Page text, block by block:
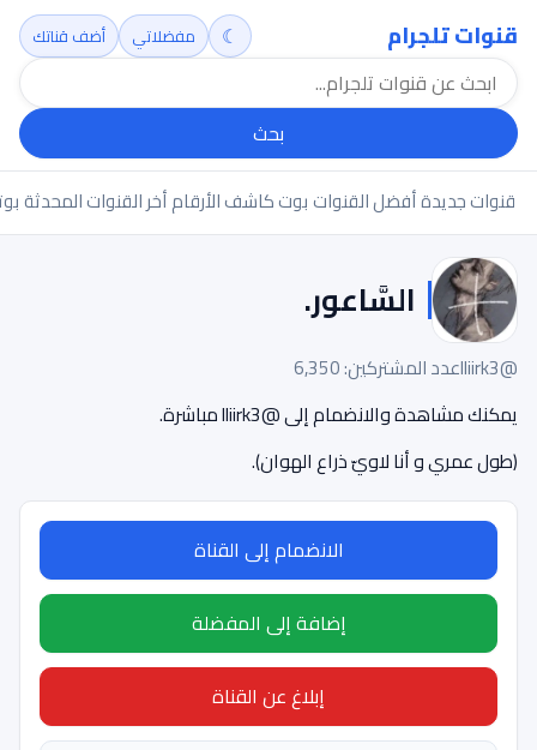
قنوات تلجرام
بحث
☾ مفضلاتي أضف قناتك
قنوات جديدةأفضل القنواتبوت كاشف الأرقامأخر القنوات المحدثة
السَّاعور.
@lliirk3
عدد المشتركين: 6,350
يمكنك مشاهدة والانضمام إلى @lliirk3 مباشرة.
‏(طول عمري و أنا لاويّ ذراع الهوان).
الانضمام إلى القناة
إضافة إلى المفضلة
إبلاغ عن القناة